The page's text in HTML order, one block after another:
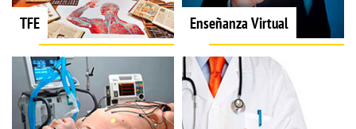
TFE Enseñanza Virtual